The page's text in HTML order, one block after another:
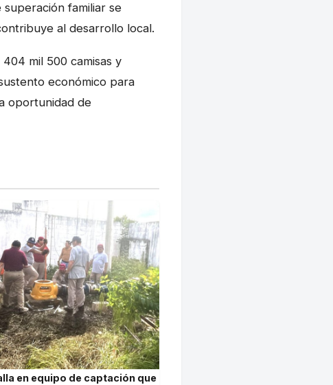
familiar se
al desarrollo local.
mil 500 camisas y
económico para
oportunidad de
en equipo de captación que